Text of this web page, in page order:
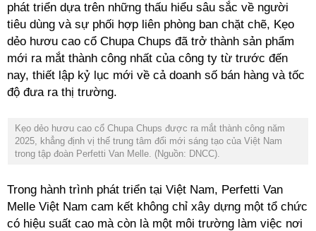
phát triển dựa trên những thấu hiểu sâu sắc về người
tiêu dùng và sự phối hợp liên phòng ban chặt chẽ, Kẹo
dẻo hươu cao cổ Chupa Chups đã trở thành sản phẩm
mới ra mắt thành công nhất của công ty từ trước đến
nay, thiết lập kỷ lục mới về cả doanh số bán hàng và tốc
độ đưa ra thị trường.
Kẹo dẻo hươu cao cổ Chupa Chups được ra mắt thành công năm
2025, khẳng định vị thế trung tâm đổi mới sáng tạo của Việt Nam
trong tập đoàn Perfetti Van Melle. (Nguồn: DNCC).
Trong hành trình phát triển tại Việt Nam, Perfetti Van
Melle Việt Nam cam kết không chỉ xây dựng một tổ chức
có hiệu suất cao mà còn là một môi trường làm việc nơi